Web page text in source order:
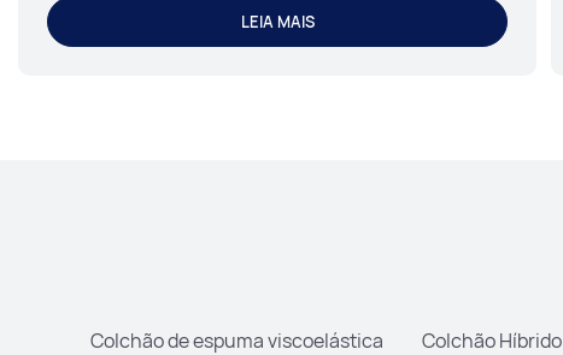
LEIA MAIS
Colchão de espuma viscoelástica Colchão Híbrido